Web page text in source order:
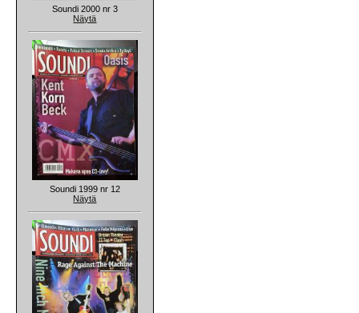
Soundi 2000 nr 3
Näytä
Soundi 1999 nr 12
Näytä